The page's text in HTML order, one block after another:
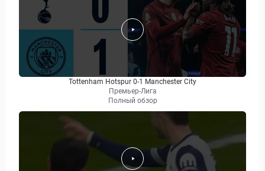
Tottenham Hotspur 0-1 Manchester City
Премьер-Лига
Полный обзор